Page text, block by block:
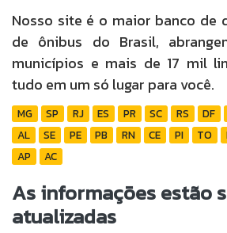
Nosso site é o maior banco de
de ônibus do Brasil,
municípios e mais de 17 mil
tudo em um só lugar para você.
MG SP RJ ES PR SC RS DF
AL
SE PE PB RN CE PI TO
AP
AC
As informações estão
atualizadas